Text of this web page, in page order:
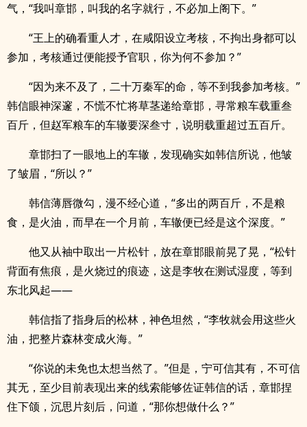
气，“我叫章邯，叫我的名字就行，不必加上阁下。”
“王上的确看重人才，在咸阳设立考核，不拘出身都可以
参加，考核通过便能授予官职，你为何不参加？”
“因为来不及了，二十万秦军的命，等不到我参加考核。”
韩信眼神深邃，不慌不忙将草茎递给章邯，寻常粮车载重叁
百斤，但赵军粮车的车辙要深叁寸，说明载重超过五百斤。
章邯扫了一眼地上的车辙，发现确实如韩信所说，他皱
了皱眉，“所以？”
韩信薄唇微勾，漫不经心道，“多出的两百斤，不是粮
食，是火油，而早在一个月前，车辙便已经是这个深度。”
他又从袖中取出一片松针，放在章邯眼前晃了晃，“松针
背面有焦痕，是火烧过的痕迹，这是李牧在测试湿度，等到
东北风起——
韩信指了指身后的松林，神色坦然，“李牧就会用这些火
油，把整片森林变成火海。”
“你说的未免也太想当然了。”但是，宁可信其有，不可信
其无，至少目前表现出来的线索能够佐证韩信的话，章邯捏
住下颌，沉思片刻后，问道，“那你想做什么？”